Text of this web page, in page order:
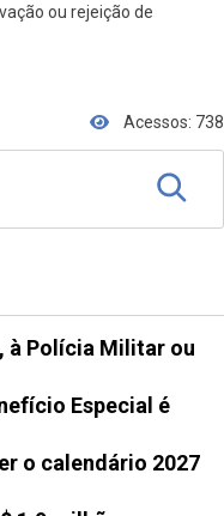
ou rejeição de
Acessos: 738
à Polícia Militar ou
Especial é
o calendário 2027